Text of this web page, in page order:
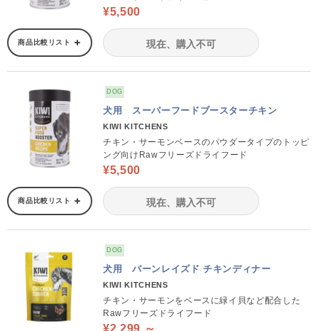
¥5,500
商品比較リスト 現在、購入不可
DOG
犬用 スーパーフードブースターチキン
KIWI KITCHENS
チキン・サーモンベースのパウダータイプのトッピ
ング向けRawフリーズドライフード
¥5,500
商品比較リスト 現在、購入不可
DOG
犬用 バーンレイズド チキンディナー
KIWI KITCHENS
チキン・サーモンをベースに緑イ貝など配合した
Rawフリーズドライフード
¥2,299 ～